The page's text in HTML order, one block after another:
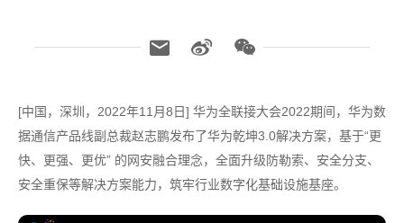
[中国，深圳，2022年11月8日] 华为全联接大会2022期间，华为数
据通信产品线副总裁赵志鹏发布了华为乾坤3.0解决方案，基于“更
快、更强、更优” 的网安融合理念，全面升级防勒索、安全分支、
安全重保等解决方案能力，筑牢行业数字化基础设施基座。